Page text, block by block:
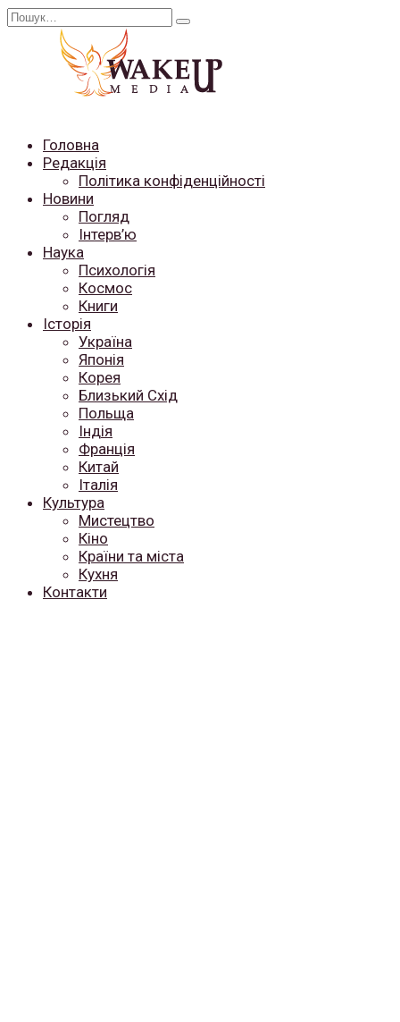
Перейти
Search
Головна
Редакція
Політика конфіденційності
Новини
Погляд
Інтерв’ю
Наука
Психологія
Космос
Книги
Історія
Україна
Японія
Корея
Близький Схід
Польща
Індія
Франція
Китай
Італія
Культура
Мистецтво
Кіно
Країни та міста
Кухня
Контакти